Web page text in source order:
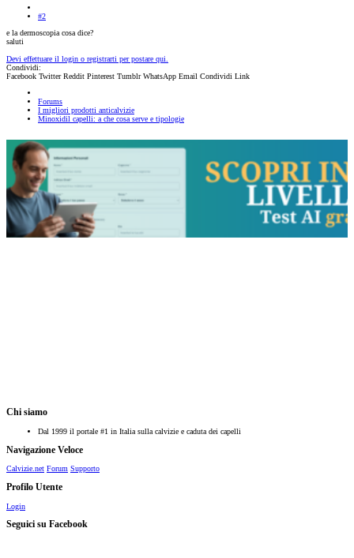
#2
e la dermoscopia cosa dice?
saluti
Devi effettuare il login o registrarti per postare qui.
Condividi:
Facebook Twitter Reddit Pinterest Tumblr WhatsApp Email Condividi Link
Forums
I migliori prodotti anticalvizie
Minoxidil capelli: a che cosa serve e tipologie
Chi siamo
Dal 1999 il portale #1 in Italia sulla calvizie e caduta dei capelli
Navigazione Veloce
Calvizie.net Forum Supporto
Profilo Utente
Login
Seguici su Facebook